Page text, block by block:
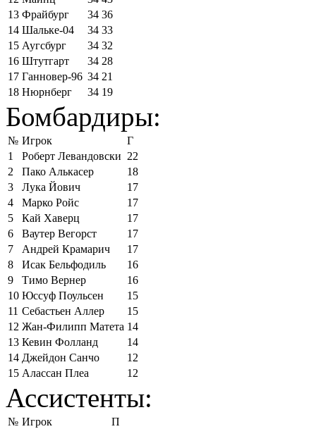
13 Фрайбург 34 36
14 Шальке-04 34 33
15 Аугсбург 34 32
16 Штутгарт 34 28
17 Ганновер-96 34 21
18 Нюрнберг 34 19
Бомбардиры:
№ Игрок
Г
1
Роберт Левандовски 22
2
Пако Алькасер
18
3
Лука Йович
17
4
Марко Ройс
17
5
Кай Хаверц
17
6
Ваутер Вегорст
17
7
Андрей Крамарич
17
8
Исак Бельфодиль
16
9
Тимо Вернер
16
10 Юссуф Поульсен
15
11 Себастьен Аллер
15
12 Жан-Филипп Матета 14
13 Кевин Фолланд
14
14 Джейдон Санчо
12
15 Алассан Плеа 12
Ассистенты:
№ Игрок
П